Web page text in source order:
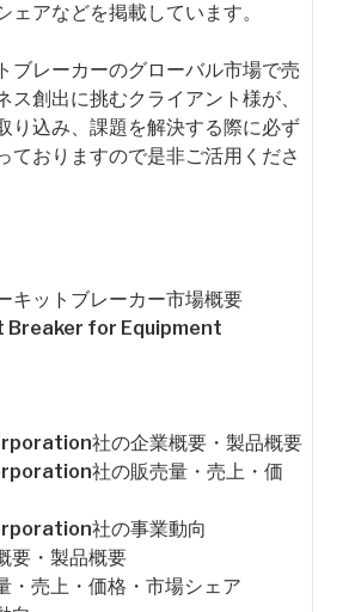
ェアなどを掲載しています。
ブレーカーのグローバル市場で売
ス創出に挑むクライアント様が、
り込み、課題を解決する際に必ず
ておりますので是非ご活用くださ
キットブレーカー市場概要
Breaker for Equipment
社の企業概要・製品概要
社の販売量・売上・価
社の事業動向
要・製品概要
・売上・価格・市場シェア